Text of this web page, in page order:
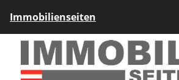
Immobilienseiten